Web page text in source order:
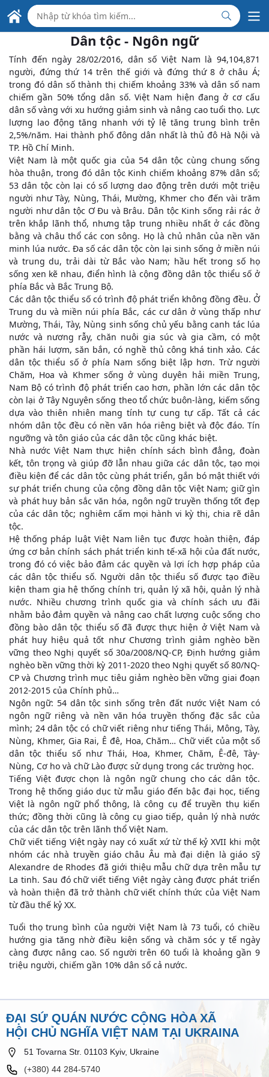
Skip to Main Content
ĐẠI SỨ QUÁN VIỆT NAM
TẠI UKRAINA
Dân tộc - Ngôn ngữ
Tính đến ngày 28/02/2016, dân số Việt Nam là 94,104,871
người, đứng thứ 14 trên thế giới và đứng thứ 8 ở châu Á;
trong đó dân số thành thị chiếm khoảng 33% và dân số nam
chiếm gần 50% tổng dân số. Việt Nam hiện đang ở cơ cấu
dân số vàng với xu hướng giảm sinh và nâng cao tuổi thọ. Lực
lượng lao động tăng nhanh với tỷ lệ tăng trung bình trên
2,5%/năm. Hai thành phố đông dân nhất là thủ đô Hà Nội và
TP. Hồ Chí Minh.
Việt Nam là một quốc gia của 54 dân tộc cùng chung sống
hòa thuận, trong đó dân tộc Kinh chiếm khoảng 87% dân số;
53 dân tộc còn lại có số lượng dao động trên dưới một triệu
người như Tày, Nùng, Thái, Mường, Khmer cho đến vài trăm
người như dân tộc Ơ Đu và Brâu. Dân tộc Kinh sống rải rác ở
trên khắp lãnh thổ, nhưng tập trung nhiều nhất ở các đồng
bằng và châu thổ các con sông. Họ là chủ nhân của nền văn
minh lúa nước. Đa số các dân tộc còn lại sinh sống ở miền núi
và trung du, trải dài từ Bắc vào Nam; hầu hết trong số họ
sống xen kẽ nhau, điển hình là cộng đồng dân tộc thiểu số ở
phía Bắc và Bắc Trung Bộ.
Các dân tộc thiểu số có trình độ phát triển không đồng đều. Ở
Trung du và miền núi phía Bắc, các cư dân ở vùng thấp như
Mường, Thái, Tày, Nùng sinh sống chủ yếu bằng canh tác lúa
nước và nương rẫy, chăn nuôi gia súc và gia cầm, có một
phần hái lượm, săn bắn, có nghề thủ công khá tinh xảo. Các
dân tộc thiểu số ở phía Nam sống biệt lập hơn. Trừ người
Chăm, Hoa và Khmer sống ở vùng duyên hải miền Trung,
Nam Bộ có trình độ phát triển cao hơn, phần lớn các dân tộc
còn lại ở Tây Nguyên sống theo tổ chức buôn-làng, kiếm sống
dựa vào thiên nhiên mang tính tự cung tự cấp. Tất cả các
nhóm dân tộc đều có nền văn hóa riêng biệt và độc đáo. Tín
ngưỡng và tôn giáo của các dân tộc cũng khác biệt.
Nhà nước Việt Nam thực hiện chính sách bình đẳng, đoàn
kết, tôn trọng và giúp đỡ lẫn nhau giữa các dân tộc, tạo mọi
điều kiện để các dân tộc cùng phát triển, gắn bó mật thiết với
sự phát triển chung của cộng đồng dân tộc Việt Nam; giữ gìn
và phát huy bản sắc văn hóa, ngôn ngữ truyền thống tốt đẹp
của các dân tộc; nghiêm cấm mọi hành vi kỳ thị, chia rẽ dân
tộc.
Hệ thống pháp luật Việt Nam liên tục được hoàn thiện, đáp
ứng cơ bản chính sách phát triển kinh tế-xã hội của đất nước,
trong đó có việc bảo đảm các quyền và lợi ích hợp pháp của
các dân tộc thiểu số. Người dân tộc thiểu số được tạo điều
kiện tham gia hệ thống chính trị, quản lý xã hội, quản lý nhà
nước. Nhiều chương trình quốc gia và chính sách ưu đãi
nhằm bảo đảm quyền và nâng cao chất lượng cuộc sống cho
đồng bào dân tộc thiểu số đã được thực hiện ở Việt Nam và
phát huy hiệu quả tốt như Chương trình giảm nghèo bền
vững theo Nghị quyết số 30a/2008/NQ-CP, Định hướng giảm
nghèo bền vững thời kỳ 2011-2020 theo Nghị quyết số 80/NQ-
CP và Chương trình mục tiêu giảm nghèo bền vững giai đoạn
2012-2015 của Chính phủ…
Ngôn ngữ: 54 dân tộc sinh sống trên đất nước Việt Nam có
ngôn ngữ riêng và nền văn hóa truyền thống đặc sắc của
mình; 24 dân tộc có chữ viết riêng như tiếng Thái, Mông, Tày,
Nùng, Khmer, Gia Rai, Ê đê, Hoa, Chăm… Chữ viết của một số
dân tộc thiểu số như Thái, Hoa, Khmer, Chăm, Ê-đê, Tày-
Nùng, Cơ ho và chữ Lào được sử dụng trong các trường học.
Tiếng Việt được chọn là ngôn ngữ chung cho các dân tộc.
Trong hệ thống giáo dục từ mẫu giáo đến bậc đại học, tiếng
Việt là ngôn ngữ phổ thông, là công cụ để truyền thụ kiến
thức; đồng thời cũng là công cụ giao tiếp, quản lý nhà nước
của các dân tộc trên lãnh thổ Việt Nam.
Chữ viết tiếng Việt ngày nay có xuất xứ từ thế kỷ XVII khi một
nhóm các nhà truyền giáo châu Âu mà đại diện là giáo sỹ
Alexandre de Rhodes đã giới thiệu mẫu chữ dựa trên mẫu tự
La tinh. Sau đó chữ viết tiếng Việt ngày càng được phát triển
và hoàn thiện đã trở thành chữ viết chính thức của Việt Nam
từ đầu thế kỷ XX.
Tuổi thọ trung bình của người Việt Nam là 73 tuổi, có chiều
hướng gia tăng nhờ điều kiện sống và chăm sóc y tế ngày
càng được nâng cao. Số người trên 60 tuổi là khoảng gần 9
triệu người, chiếm gần 10% dân số cả nước.
ĐẠI SỨ QUÁN NƯỚC CỘNG HÒA XÃ
HỘI CHỦ NGHĨA VIỆT NAM TẠI UKRAINA
51 Tovarna Str. 01103 Kyiv, Ukraine
(+380) 44 284-5740